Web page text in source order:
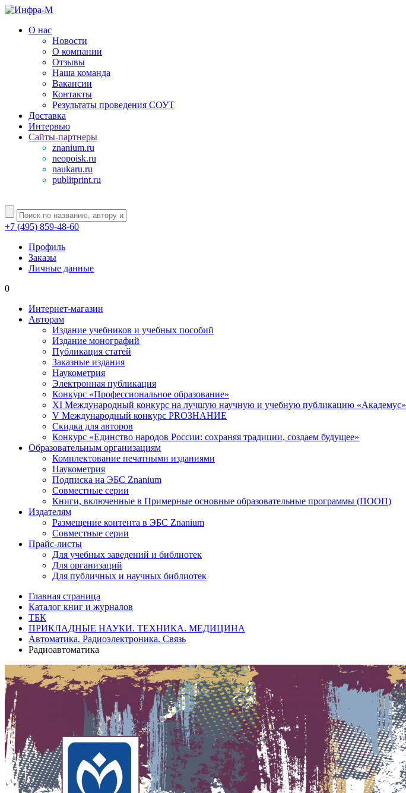
О нас
Новости
О компании
Отзывы
Наша команда
Вакансии
Контакты
Результаты проведения СОУТ
Доставка
Интервью
Сайты-партнеры
znanium.ru
neopoisk.ru
naukaru.ru
publitprint.ru
+7 (495) 859-48-60
Профиль
Заказы
Личные данные
0
Интернет-магазин
Авторам
Издание учебников и учебных пособий
Издание монографий
Публикация статей
Заказные издания
Наукометрия
Электронная публикация
Конкурс «Профессиональное образование»
XI Международный конкурс на лучшую научную и учебную публикацию «Академус»
V Международный конкурс PROЗНАНИЕ
Скидка для авторов
Конкурс «Единство народов России: сохраняя традиции, создаем будущее»
Образовательным организациям
Комплектование печатными изданиями
Наукометрия
Подписка на ЭБС Znanium
Совместные серии
Книги, включенные в Примерные основные образовательные программы (ПООП)
Издателям
Размещение контента в ЭБС Znanium
Совместные серии
Прайс-листы
Для учебных заведений и библиотек
Для организаций
Для публичных и научных библиотек
Главная страница
Каталог книг и журналов
ТБК
ПРИКЛАДНЫЕ НАУКИ. ТЕХНИКА. МЕДИЦИНА
Автоматика. Радиоэлектроника. Связь
Радиоавтоматика